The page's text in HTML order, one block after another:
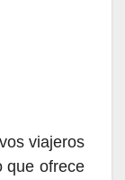
viajeros
que ofrece